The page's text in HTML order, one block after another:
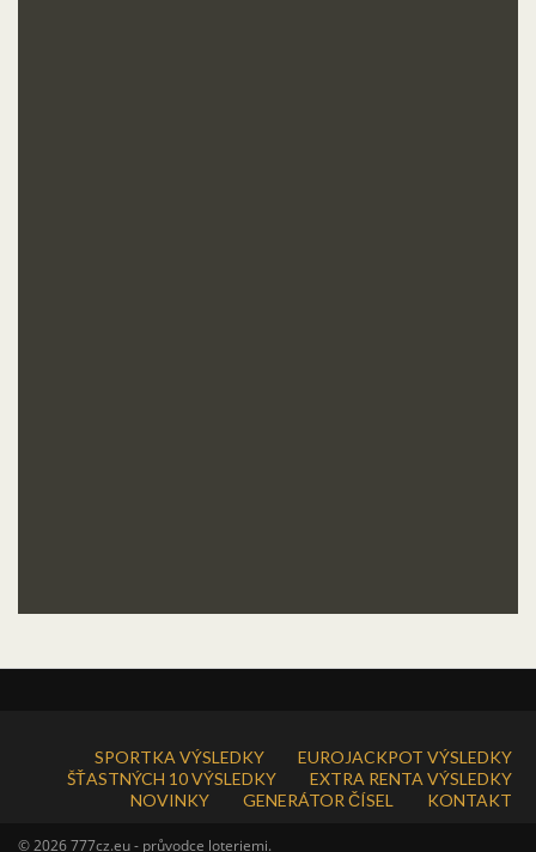
SPORTKA VÝSLEDKY
EUROJACKPOT VÝSLEDKY
ŠŤASTNÝCH 10 VÝSLEDKY
EXTRA RENTA VÝSLEDKY
NOVINKY
GENERÁTOR ČÍSEL KONTAKT
© 2026 777cz.eu - průvodce loteriemi.